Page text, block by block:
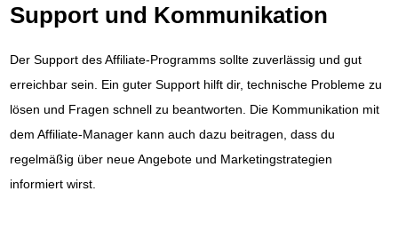
Support und Kommunikation
Der Support des Affiliate-Programms sollte zuverlässig und gut
erreichbar sein. Ein guter Support hilft dir, technische Probleme zu
lösen und Fragen schnell zu beantworten. Die Kommunikation mit
dem Affiliate-Manager kann auch dazu beitragen, dass du
regelmäßig über neue Angebote und Marketingstrategien
informiert wirst.